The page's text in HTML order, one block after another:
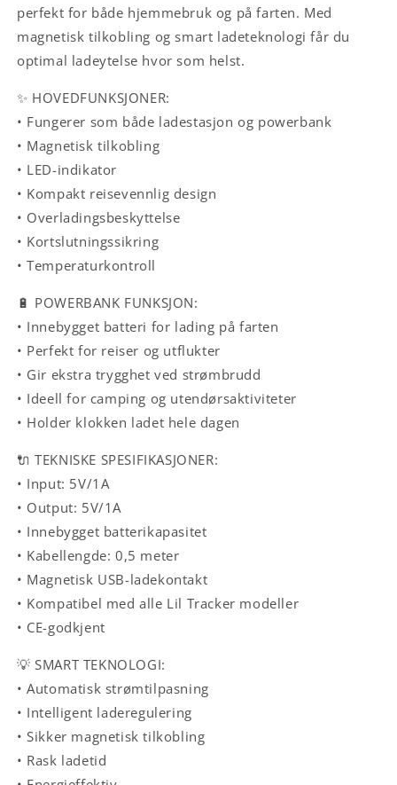
perfekt for både hjemmebruk og på farten. Med
magnetisk tilkobling og smart ladeteknologi får du
optimal ladeytelse hvor som helst.
✨ HOVEDFUNKSJONER:
• Fungerer som både ladestasjon og powerbank
• Magnetisk tilkobling
• LED-indikator
• Kompakt reisevennlig design
• Overladingsbeskyttelse
• Kortslutningssikring
• Temperaturkontroll
🔋 POWERBANK FUNKSJON:
• Innebygget batteri for lading på farten
• Perfekt for reiser og utflukter
• Gir ekstra trygghet ved strømbrudd
• Ideell for camping og utendørsaktiviteter
• Holder klokken ladet hele dagen
🔌 TEKNISKE SPESIFIKASJONER:
• Input: 5V/1A
• Output: 5V/1A
• Innebygget batterikapasitet
• Kabellengde: 0,5 meter
• Magnetisk USB-ladekontakt
• Kompatibel med alle Lil Tracker modeller
• CE-godkjent
💡 SMART TEKNOLOGI:
• Automatisk strømtilpasning
• Intelligent laderegulering
• Sikker magnetisk tilkobling
• Rask ladetid